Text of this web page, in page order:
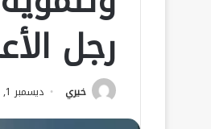
رجل
خيري ديسمبر 1, 2025